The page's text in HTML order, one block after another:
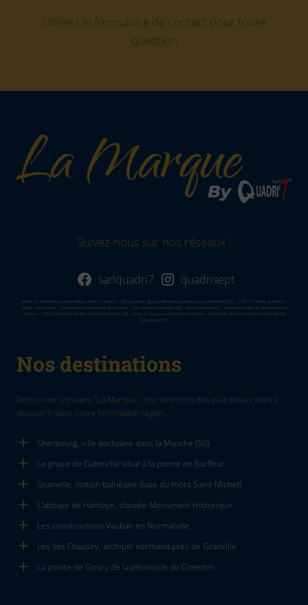
Utilisez le formulaire de contact pour toute
question
Suivez-nous sur nos réseaux !
sarlquadri7 quadrisept
Vente de vêtements personnalisés dans la Manche - Boutique en ligne textile et accessoires dans la Manvhe (50) - T-Shirt homme et femme -
Sweat shirt enfant - Tendances mode femme et homme - Idée cadeaux Granville (50) - eshop La Marque - Vêtements made in Normandie La
Marque - Prêt à porter de qualité près d'Avranches (50) - Veste et doudoune homme et femme - Vêtements et bavoirs pour bébé près de
Coutances (50)
Nos destinations
Découvrez à travers "La Marque", une sélection des plus beaux sites à
découvrir dans notre formidable région.
Cherbourg, ville portuaire dans la Manche (50)
Le phare de Gatteville situé à la pointe de Barfleur
Granville, station balnéaire (baie du mont Saint-Michel)
L'abbaye de Hambye, classée Monument Historique
Les constructions Vauban en Normandie
Les Iles Chausey, archipel normand près de Granville
La pointe de Goury de la péninsule du Cotentin